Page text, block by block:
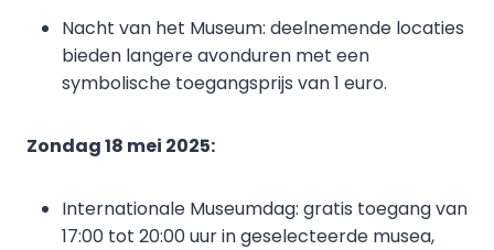
Nacht van het Museum: deelnemende locaties
bieden langere avonduren met een
symbolische toegangsprijs van 1 euro.
Zondag 18 mei 2025:
Internationale Museumdag: gratis toegang van
17:00 tot 20:00 uur in geselecteerde musea,